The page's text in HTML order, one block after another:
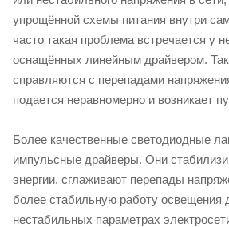
упрощённой схемы питания внутри
часто такая проблема встречается у
оснащённых линейным драйвером.
справляются с перепадами
подается неравномерно и возникает
Более качественные светодиодные
импульсные драйверы. Они
энергии, сглаживают перепады
более стабильную работу освещения
нестабильных параметрах